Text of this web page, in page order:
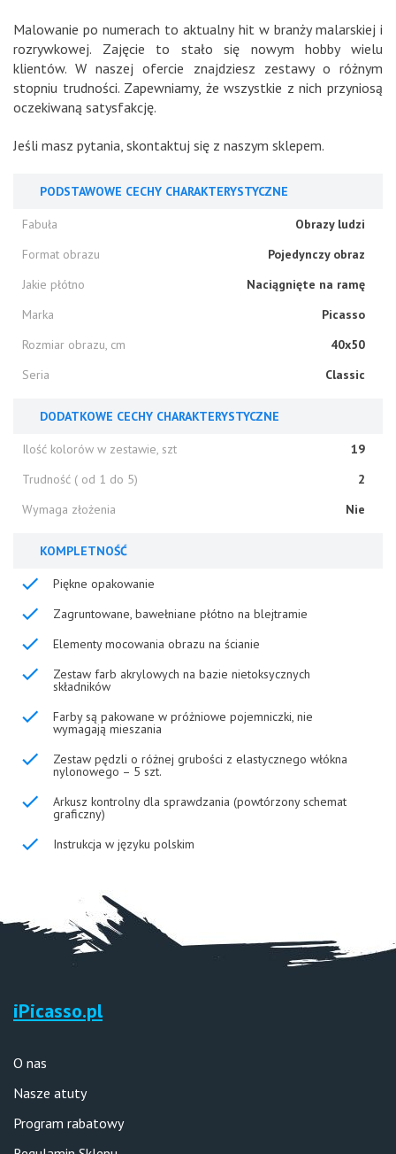
Malowanie po numerach to aktualny hit w branży malarskiej i
rozrywkowej. Zajęcie to stało się nowym hobby wielu
klientów. W naszej ofercie znajdziesz zestawy o różnym
stopniu trudności. Zapewniamy, że wszystkie z nich przyniosą
oczekiwaną satysfakcję.
Jeśli masz pytania, skontaktuj się z naszym sklepem.
PODSTAWOWE CECHY CHARAKTERYSTYCZNE
Fabuła
Obrazy ludzi
Format obrazu
Pojedynczy obraz
Jakie płótno
Naciągnięte na ramę
Marka
Picasso
Rozmiar obrazu, cm
40x50
Seria
Classic
DODATKOWE CECHY CHARAKTERYSTYCZNE
Ilość kolorów w zestawie, szt
19
Trudność ( od 1 do 5)
2
Wymaga złożenia
Nie
KOMPLETNOŚĆ
Piękne opakowanie
Zagruntowane, bawełniane płótno na blejtramie
Elementy mocowania obrazu na ścianie
Zestaw farb akrylowych na bazie nietoksycznych
składników
Farby są pakowane w próżniowe pojemniczki, nie
wymagają mieszania
Zestaw pędzli o różnej grubości z elastycznego włókna
nylonowego – 5 szt.
Arkusz kontrolny dla sprawdzania (powtórzony schemat
graficzny)
Instrukcja w języku polskim
iPicasso.pl
O nas
Nasze atuty
Program rabatowy